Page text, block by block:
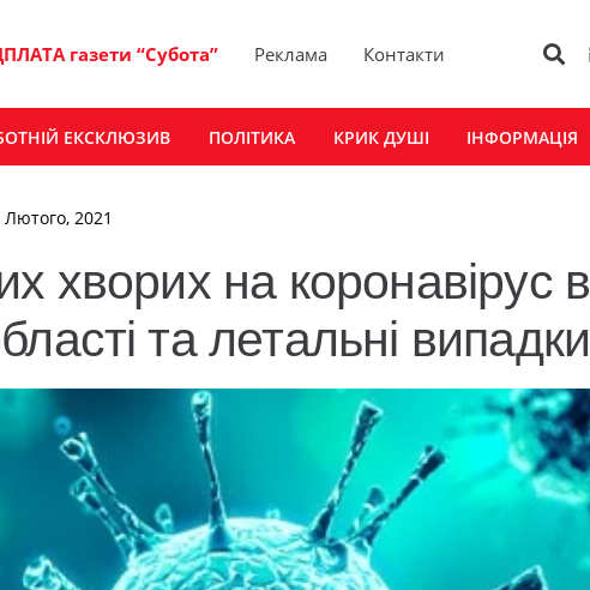
газети “Субота” Реклама Контакти
ЕКСКЛЮЗИВ ПОЛІТИКА КРИК ДУШІ ІНФОРМАЦІЯ
Лютого, 2021
хворих на коронавірус в
та летальні випадки